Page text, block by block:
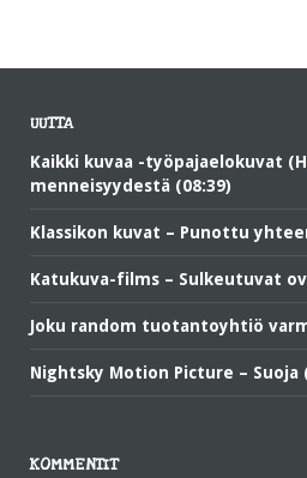
UUTTA
Kaikki kuvaa -työpajaelokuvat
menneisyydestä (08:39)
Klassikon kuvat – Punottu
Katukuva-films – Sulkeutuvat
Joku random tuotantoyhtiö
Nightsky Motion Picture – Suoja
KOMMENTIT